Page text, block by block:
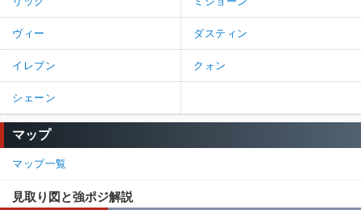
ヴィー ダスティン
イレブン クォン
シェーン
マップ
マップ一覧
見取り図と強ポジ解説